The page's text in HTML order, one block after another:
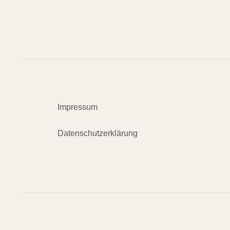
Impressum
Datenschutzerklärung